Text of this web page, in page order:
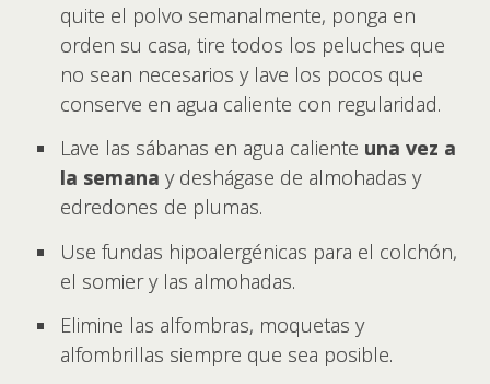
quite el polvo semanalmente, ponga en
orden su casa, tire todos los peluches que
no sean necesarios y lave los pocos que
conserve en agua caliente con regularidad.
Lave las sábanas en agua caliente una vez a
la semana y deshágase de almohadas y
edredones de plumas.
Use fundas hipoalergénicas para el colchón,
el somier y las almohadas.
Elimine las alfombras, moquetas y
alfombrillas siempre que sea posible.